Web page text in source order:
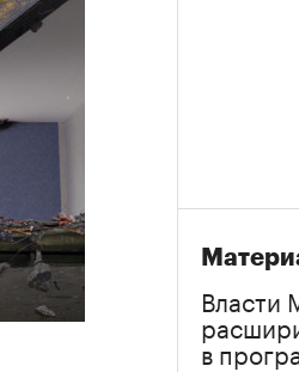
Власти
в